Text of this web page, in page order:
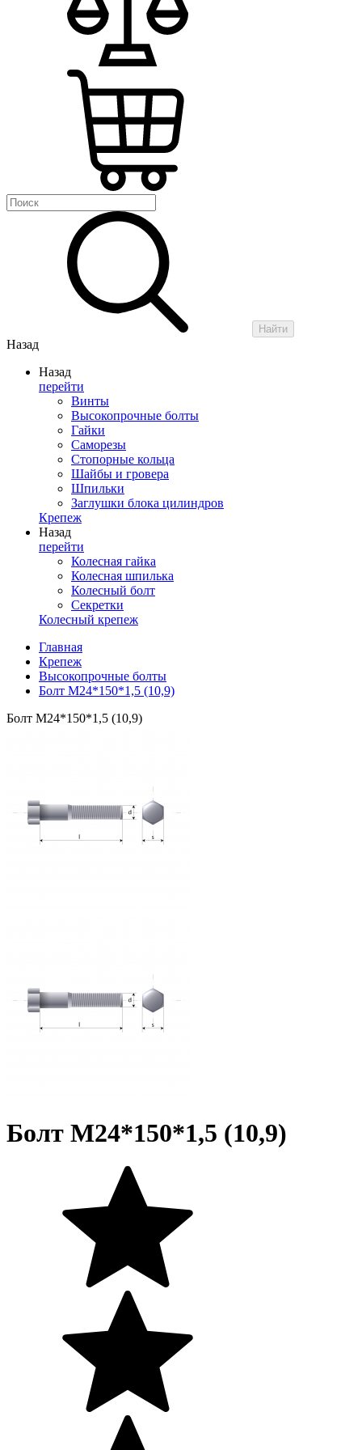
Найти
Назад
Назад
перейти
Винты
Высокопрочные болты
Гайки
Саморезы
Стопорные кольца
Шайбы и гровера
Шпильки
Заглушки блока цилиндров
Крепеж
Назад
перейти
Колесная гайка
Колесная шпилька
Колесный болт
Секретки
Колесный крепеж
Главная
Крепеж
Высокопрочные болты
Болт М24*150*1,5 (10,9)
Болт М24*150*1,5 (10,9)
Болт М24*150*1,5 (10,9)